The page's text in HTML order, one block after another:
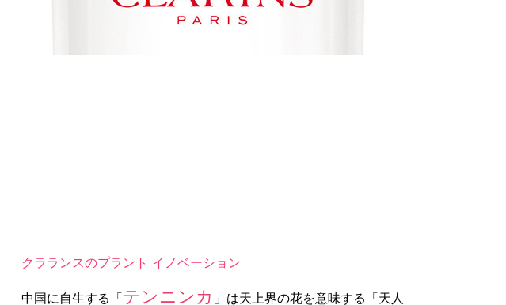
クラランスのプラント イノベーション
中国に自生する「テンニンカ 」は天上界の花を意味する「天人